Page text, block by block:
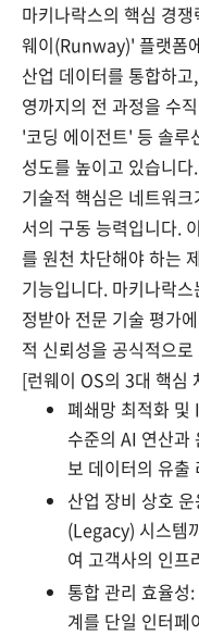
마키나락스의 핵심 경
웨이(Runway)' 플랫폼
산업 데이터를 통합하
영까지의 전 과정을 수
'코딩 에이전트' 등 솔루
성도를 높이고 있습니다.
기술적 핵심은 네트워
서의 구동 능력입니다.
를 원천 차단해야 하는
기능입니다. 마키나락
정받아 전문 기술 평가
적 신뢰성을 공식적으
[런웨이 OS의 3대 핵심
폐쇄망 최적화 및
수준의 AI 연산과
보 데이터의 유
산업 장비 상호
(Legacy) 시스템
여 고객사의 인프
통합 관리 효율성
계를 단일 인터페